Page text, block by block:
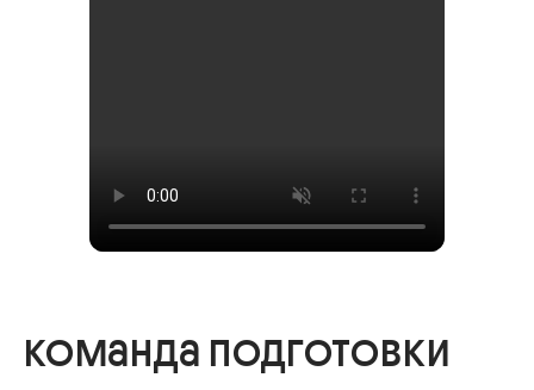
команда подготовки